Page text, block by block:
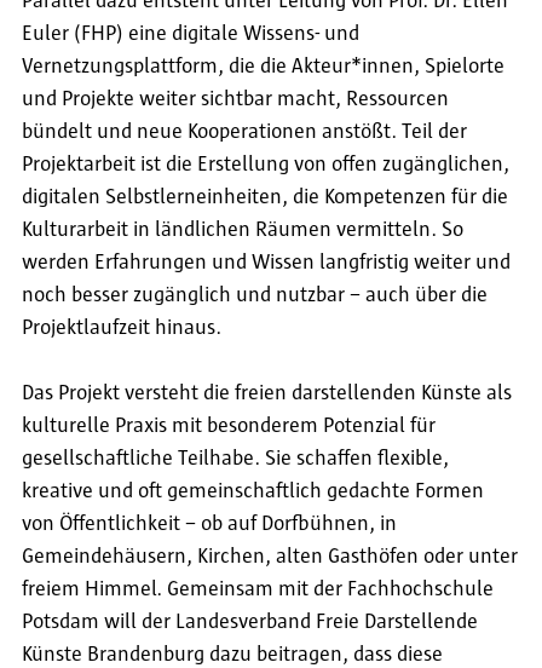
Euler (FHP) eine digitale Wissens- und
Vernetzungsplattform, die die Akteur*innen, Spielorte
und Projekte weiter sichtbar macht, Ressourcen
bündelt und neue Kooperationen anstößt. Teil der
Projektarbeit ist die Erstellung von offen zugänglichen,
digitalen Selbstlerneinheiten, die Kompetenzen für die
Kulturarbeit in ländlichen Räumen vermitteln. So
werden Erfahrungen und Wissen langfristig weiter und
noch besser zugänglich und nutzbar – auch über die
Projektlaufzeit hinaus.
Das Projekt versteht die freien darstellenden Künste als
kulturelle Praxis mit besonderem Potenzial für
gesellschaftliche Teilhabe. Sie schaffen flexible,
kreative und oft gemeinschaftlich gedachte Formen
von Öffentlichkeit – ob auf Dorfbühnen, in
Gemeindehäusern, Kirchen, alten Gasthöfen oder unter
freiem Himmel. Gemeinsam mit der Fachhochschule
Potsdam will der Landesverband Freie Darstellende
Künste Brandenburg dazu beitragen, dass diese